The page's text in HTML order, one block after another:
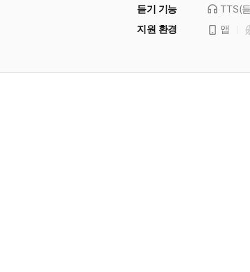
듣기 기능
TTS(
지원 환경
앱